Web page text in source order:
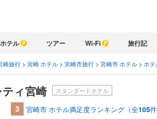
ホテル ツアー Wi-Fi 旅行記
崎旅行 > 宮崎 ホテル > 宮崎市旅行 > 宮崎市 ホテル > ホ
ィ宮崎 スタンダードホテル
3 宮崎市 ホテル満足度ランキング（全105